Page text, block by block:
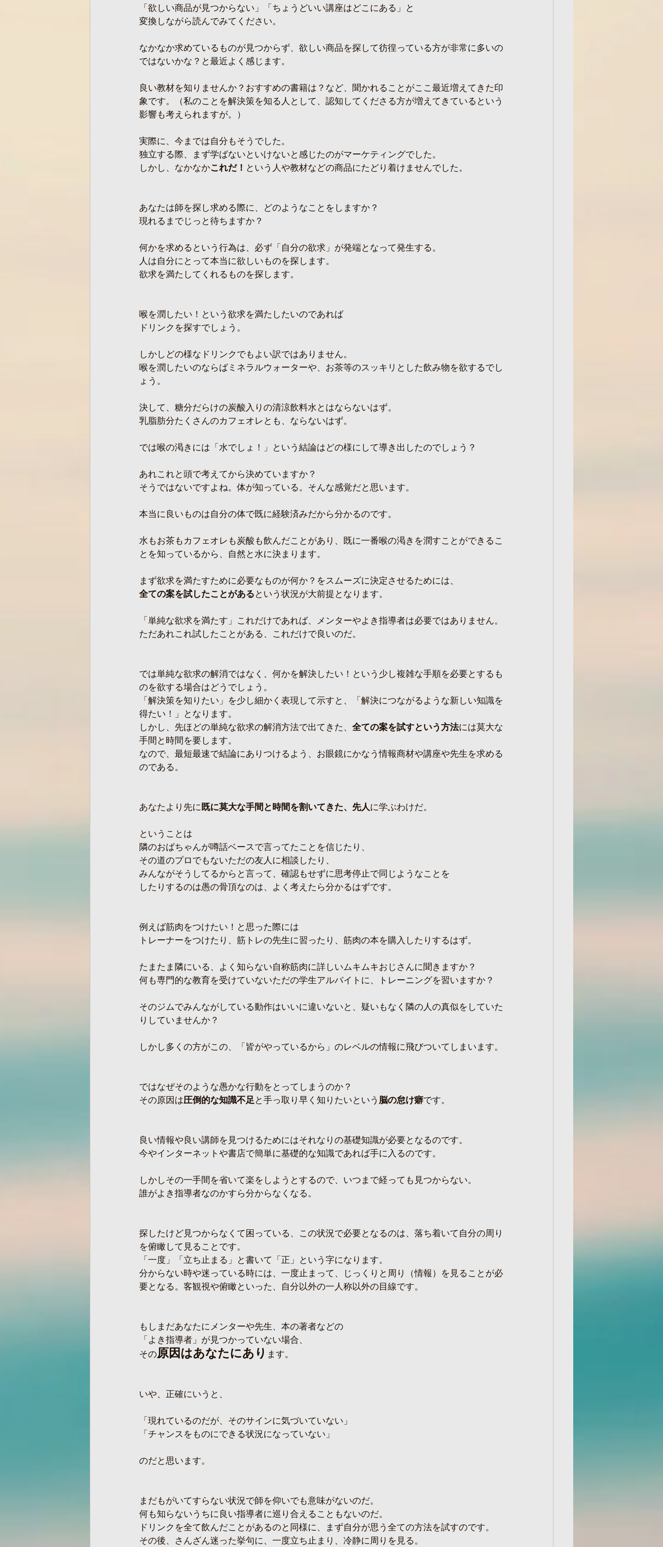
「欲しい商品が見つからない」「ちょうどいい講座はどこにある」と
変換しながら読んでみてください。
なかなか求めているものが見つからず、欲しい商品を探して彷徨っている方が非常に多いの
ではないかな？と最近よく感じます。
良い教材を知りませんか？おすすめの書籍は？など、聞かれることがここ最近増えてきた印
象です。（私のことを解決策を知る人として、認知してくださる方が増えてきているという
影響も考えられますが。）
実際に、今までは自分もそうでした。
独立する際、まず学ばないといけないと感じたのがマーケティングでした。
しかし、なかなかこれだ！ という人や教材などの商品にたどり着けませんでした。
あなたは師を探し求める際に、どのようなことをしますか？
現れるまでじっと待ちますか？
何かを求めるという行為は、必ず「自分の欲求」が発端となって発生する。
人は自分にとって本当に欲しいものを探します。
欲求を満たしてくれるものを探します。
喉を潤したい！という欲求を満たしたいのであれば
ドリンクを探すでしょう。
しかしどの様なドリンクでもよい訳ではありません。
喉を潤したいのならばミネラルウォーターや、お茶等のスッキリとした飲み物を欲するでし
ょう。
決して、糖分だらけの炭酸入りの清涼飲料水とはならないはず。
乳脂肪分たくさんのカフェオレとも、ならないはず。
では喉の渇きには「水でしょ！」という結論はどの様にして導き出したのでしょう？
あれこれと頭で考えてから決めていますか？
そうではないですよね。体が知っている。そんな感覚だと思います。
本当に良いものは自分の体で既に経験済みだから分かるのです。
水もお茶もカフェオレも炭酸も飲んだことがあり、既に一番喉の渇きを潤すことができるこ
とを知っているから、自然と水に決まります。
まず欲求を満たすために必要なものが何か？をスムーズに決定させるためには、
全ての案を試したことがある という状況が大前提となります。
「単純な欲求を満たす」これだけであれば、メンターやよき指導者は必要ではありません。
ただあれこれ試したことがある、これだけで良いのだ。
では単純な欲求の解消ではなく、何かを解決したい！という少し複雑な手順を必要とするも
のを欲する場合はどうでしょう。
「解決策を知りたい」を少し細かく表現して示すと、「解決につながるような新しい知識を
得たい！」となります。
しかし、先ほどの単純な欲求の解消方法で出てきた、 全ての案を試すという方法には莫大な
手間と時間を要します。
なので、最短最速で結論にありつけるよう、お眼鏡にかなう情報商材や講座や先生を求める
のである。
あなたより先に既に莫大な手間と時間を割いてきた、先人に学ぶわけだ。
ということは
隣のおばちゃんが噂話ベースで言ってたことを信じたり、
その道のプロでもないただの友人に相談したり、
みんながそうしてるからと言って、確認もせずに思考停止で同じようなことを
したりするのは愚の骨頂なのは、よく考えたら分かるはずです。
例えば筋肉をつけたい！と思った際には
トレーナーをつけたり、筋トレの先生に習ったり、筋肉の本を購入したりするはず。
たまたま隣にいる、よく知らない自称筋肉に詳しいムキムキおじさんに聞きますか？
何も専門的な教育を受けていないただの学生アルバイトに、トレーニングを習いますか？
そのジムでみんながしている動作はいいに違いないと、疑いもなく隣の人の真似をしていた
りしていませんか？
しかし多くの方がこの、「皆がやっているから」のレベルの情報に飛びついてしまいます。
ではなぜそのような愚かな行動をとってしまうのか？
その原因は圧倒的な知識不足と手っ取り早く知りたいという 脳の怠け癖です。
良い情報や良い講師を見つけるためにはそれなりの基礎知識が必要となるのです。
今やインターネットや書店で簡単に基礎的な知識であれば手に入るのです。
しかしその一手間を省いて楽をしようとするので、いつまで経っても見つからない。
誰がよき指導者なのかすら分からなくなる。
探したけど見つからなくて困っている、この状況で必要となるのは、落ち着いて自分の周り
を俯瞰して見ることです。
「一度」「立ち止まる」と書いて「正」という字になります。
分からない時や迷っている時には、一度止まって、じっくりと周り（情報）を見ることが必
要となる。客観視や俯瞰といった、自分以外の一人称以外の目線です。
もしまだあなたにメンターや先生、本の著者などの
「よき指導者」が見つかっていない場合、
その原因はあなたにあり ます。
いや、正確にいうと、
「現れているのだが、そのサインに気づいていない」
「チャンスをものにできる状況になっていない」
のだと思います。
まだもがいてすらない状況で師を仰いでも意味がないのだ。
何も知らないうちに良い指導者に巡り合えることもないのだ。
ドリンクを全て飲んだことがあるのと同様に、まず自分が思う全ての方法を試すのです。
その後、さんざん迷った挙句に、一度立ち止まり、冷静に周りを見る。